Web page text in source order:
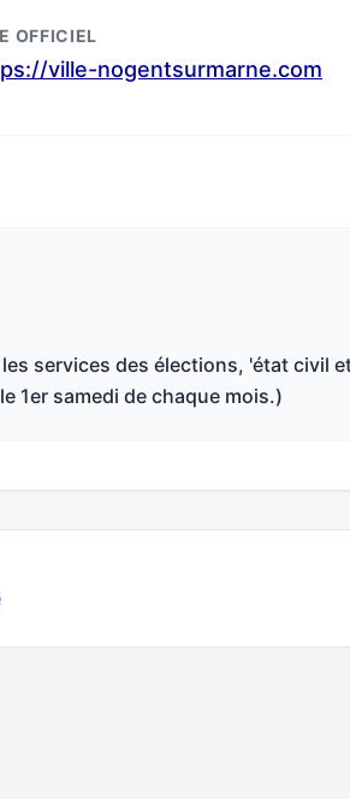
OFFICIEL
ville-nogentsurmarne.com
services des élections, 'état civil
1er samedi de chaque mois.)